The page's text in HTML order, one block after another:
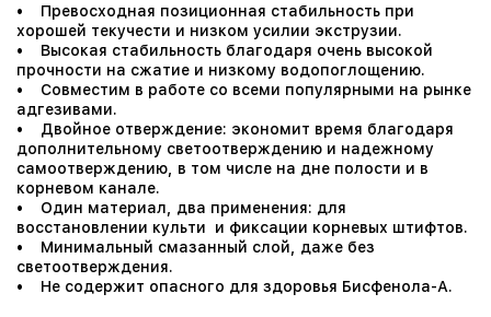
• Превосходная позиционная стабильность при
хорошей текучести и низком усилии экструзии.
• Высокая стабильность благодаря очень высокой
прочности на сжатие и низкому водопоглощению.
• Совместим в работе со всеми популярными на рынке
адгезивами.
• Двойное отверждение: экономит время благодаря
дополнительному светоотверждению и надежному
самоотверждению, в том числе на дне полости и в
корневом канале.
• Один материал, два применения: для
восстановлении культи и фиксации корневых штифтов.
• Минимальный смазанный слой, даже без
светоотверждения.
• Не содержит опасного для здоровья Бисфенола-А.